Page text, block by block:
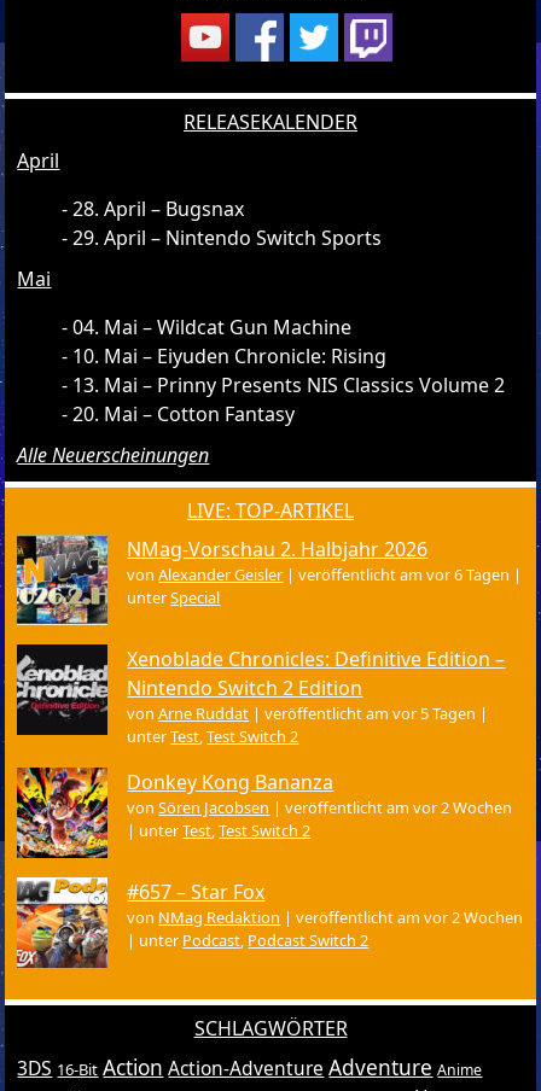
RELEASEKALENDER
April
28. April – Bugsnax
29. April – Nintendo Switch Sports
Mai
04. Mai – Wildcat Gun Machine
10. Mai – Eiyuden Chronicle: Rising
13. Mai – Prinny Presents NIS Classics Volume 2
20. Mai – Cotton Fantasy
Alle Neuerscheinungen
LIVE: TOP-ARTIKEL
NMag-Vorschau 2. Halbjahr 2026
vonAlexander Geisler |veröffentlicht am vor 6 Tagen |
unterSpecial
Xenoblade Chronicles: Definitive Edition –
Nintendo Switch 2 Edition
vonArne Ruddat |veröffentlicht am vor 5 Tagen |
unterTest,Test Switch 2
Donkey Kong Bananza
vonSören Jacobsen |veröffentlicht am vor 2 Wochen
| unterTest,Test Switch 2
#657 – Star Fox
von NMag Redaktion |veröffentlicht am vor 2 Wochen
| unter Podcast, Podcast Switch 2
SCHLAGWÖRTER
3DS 16-Bit Action Action-Adventure Adventure Anime